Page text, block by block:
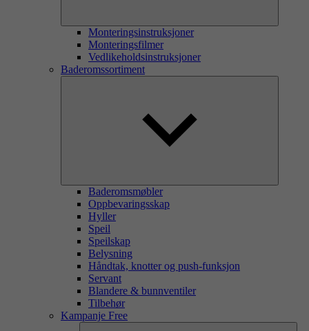
Monteringsinstruksjoner
Monteringsfilmer
Vedlikeholdsinstruksjoner
Baderomssortiment
Baderomsmøbler
Oppbevaringsskap
Hyller
Speil
Speilskap
Belysning
Håndtak, knotter og push-funksjon
Servant
Blandere & bunnventiler
Tilbehør
Kampanje Free